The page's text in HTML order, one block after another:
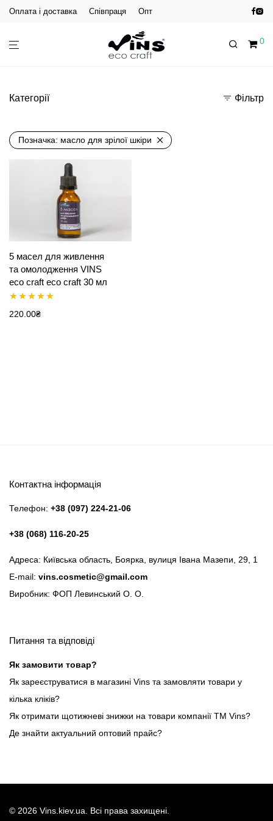
Оплата і доставка Співпраця Опт
0
Категорії Фільтр
Позначка: масло для зрілої шкіри
5 масел для живлення
та омолодження VINS
eco craft eco craft 30 мл
Оцінено в
220.00₴
Контактна інформація
Телефон: +38 (097) 224-21-06
+38 (068) 116-20-25
Адреса: Київська область, Боярка, вулиця Івана Мазепи, 29, 1
E-mail: vins.cosmetic@gmail.com
Виробник: ФОП Левинський О. О.
Питання та відповіді
Як замовити товар?
Як зареєструватися в магазині Vins та замовляти товари у
кілька кліків?
Як отримати щотижневі знижки на товари компанії ТМ Vins?
Де знайти актуальний оптовий прайс?
© 2026 Vins.kiev.ua. Всі права захищені.